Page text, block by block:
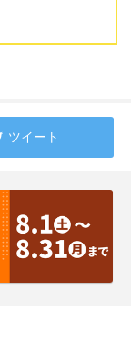
ツイート